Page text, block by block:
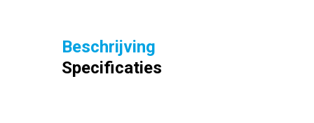
Beschrijving
Specificaties